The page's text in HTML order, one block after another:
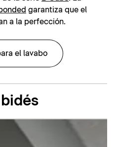
garantiza que el
a la perfección.
el lavabo